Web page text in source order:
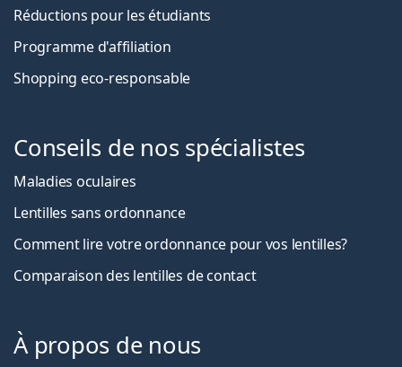
Réductions pour les étudiants
Programme d'affiliation
Shopping eco-responsable
Conseils de nos spécialistes
Maladies oculaires
Lentilles sans ordonnance
Comment lire votre ordonnance pour vos lentilles?
Comparaison des lentilles de contact
À propos de nous